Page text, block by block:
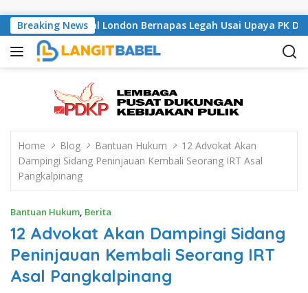
Breaking News
Asal London Bernapas Legah Usai Upaya PK
Home Blog Bantuan Hukum
12 Advokat Akan
Dampingi Sidang Peninjauan Kembali Seorang IRT Asal
Pangkalpinang
Bantuan Hukum, Berita
12 Advokat Akan Dampingi Sidang
Peninjauan Kembali Seorang IRT
Asal Pangkalpinang